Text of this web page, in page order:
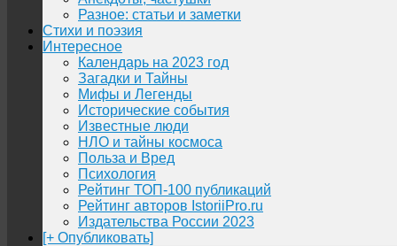
Разное: статьи и заметки
Стихи и поэзия
Интересное
Календарь на 2023 год
Загадки и Тайны
Мифы и Легенды
Исторические события
Известные люди
НЛО и тайны космоса
Польза и Вред
Психология
Рейтинг ТОП-100 публикаций
Рейтинг авторов IstoriiPro.ru
Издательства России 2023
[+ Опубликовать]